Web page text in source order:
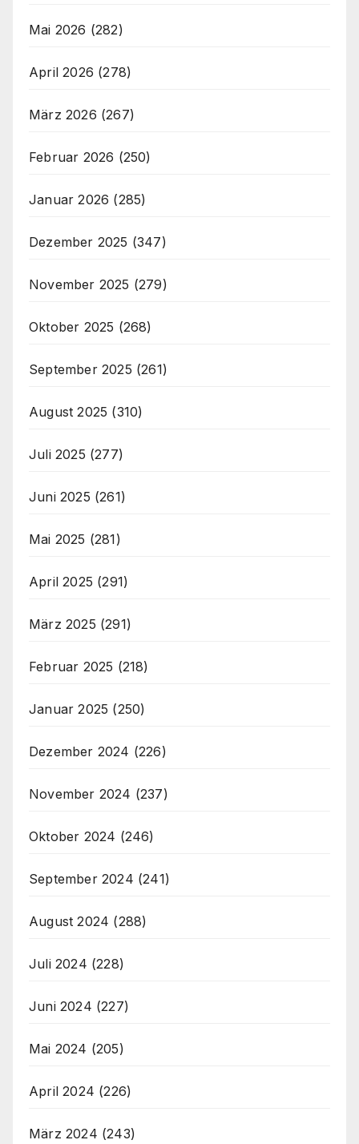
Mai 2026 (282)
April 2026 (278)
März 2026 (267)
Februar 2026 (250)
Januar 2026 (285)
Dezember 2025 (347)
November 2025 (279)
Oktober 2025 (268)
September 2025 (261)
August 2025 (310)
Juli 2025 (277)
Juni 2025 (261)
Mai 2025 (281)
April 2025 (291)
März 2025 (291)
Februar 2025 (218)
Januar 2025 (250)
Dezember 2024 (226)
November 2024 (237)
Oktober 2024 (246)
September 2024 (241)
August 2024 (288)
Juli 2024 (228)
Juni 2024 (227)
Mai 2024 (205)
April 2024 (226)
März 2024 (243)